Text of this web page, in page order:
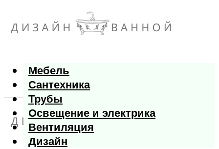
Мебель
Сантехника
Трубы
Освещение и электрика
Вентиляция
Дизайн